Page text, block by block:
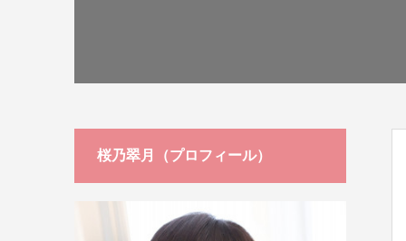
桜乃翠月（プロフィール）